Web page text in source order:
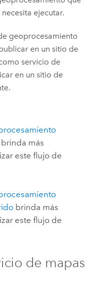
ejecutar.
geoprocesamiento
en un sitio de
servicio de
en un sitio de
brinda más
este flujo de
brinda más
este flujo de
de mapas